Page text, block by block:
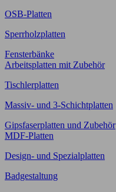
OSB-Platten
Sperrholzplatten
Fensterbänke
Arbeitsplatten mit Zubehör
Tischlerplatten
Massiv- und 3-Schichtplatten
Gipsfaserplatten und Zubehör
MDF-Platten
Design- und Spezialplatten
Badgestaltung